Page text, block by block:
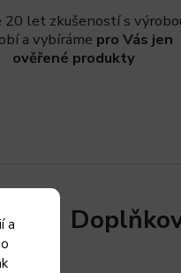
a
20 let zkušeností s
a vybíráme pro Vás jen
ověřené produkty